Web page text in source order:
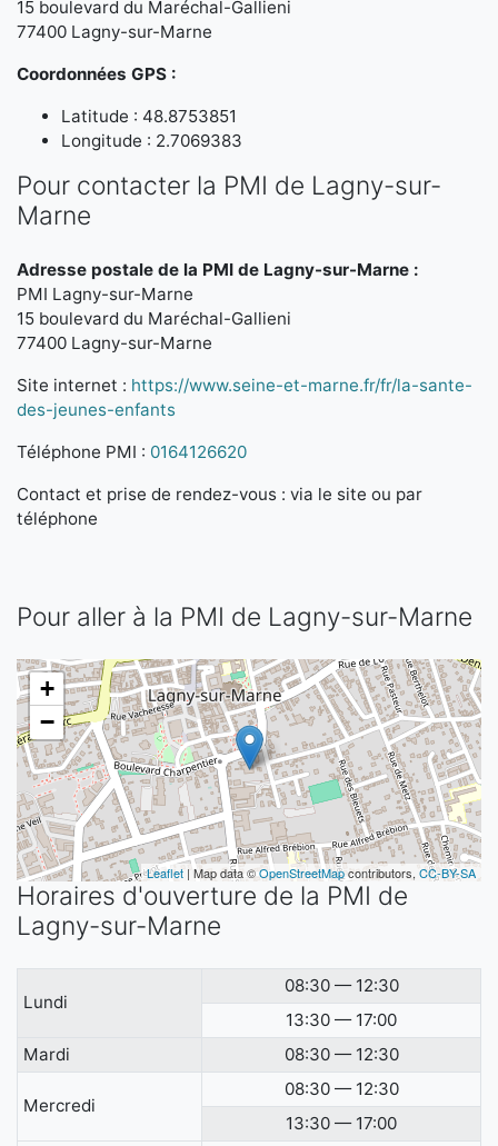
15 boulevard du Maréchal-Gallieni
77400 Lagny-sur-Marne
Coordonnées GPS :
Latitude : 48.8753851
Longitude : 2.7069383
Pour contacter la PMI de Lagny-sur-
Marne
Adresse postale de la PMI de Lagny-sur-Marne :
PMI Lagny-sur-Marne
15 boulevard du Maréchal-Gallieni
77400 Lagny-sur-Marne
Site internet : https://www.seine-et-marne.fr/fr/la-sante-
des-jeunes-enfants
Téléphone PMI : 0164126620
Contact et prise de rendez-vous : via le site ou par
téléphone
Pour aller à la PMI de Lagny-sur-Marne
+
−
Leaflet | Map data ©OpenStreetMapcontributors, CC-BY-SA
Horaires d'ouverture de la PMI de
Lagny-sur-Marne
Lundi
08:30 — 12:30
13:30 — 17:00
Mardi
08:30 — 12:30
Mercredi
08:30 — 12:30
13:30 — 17:00